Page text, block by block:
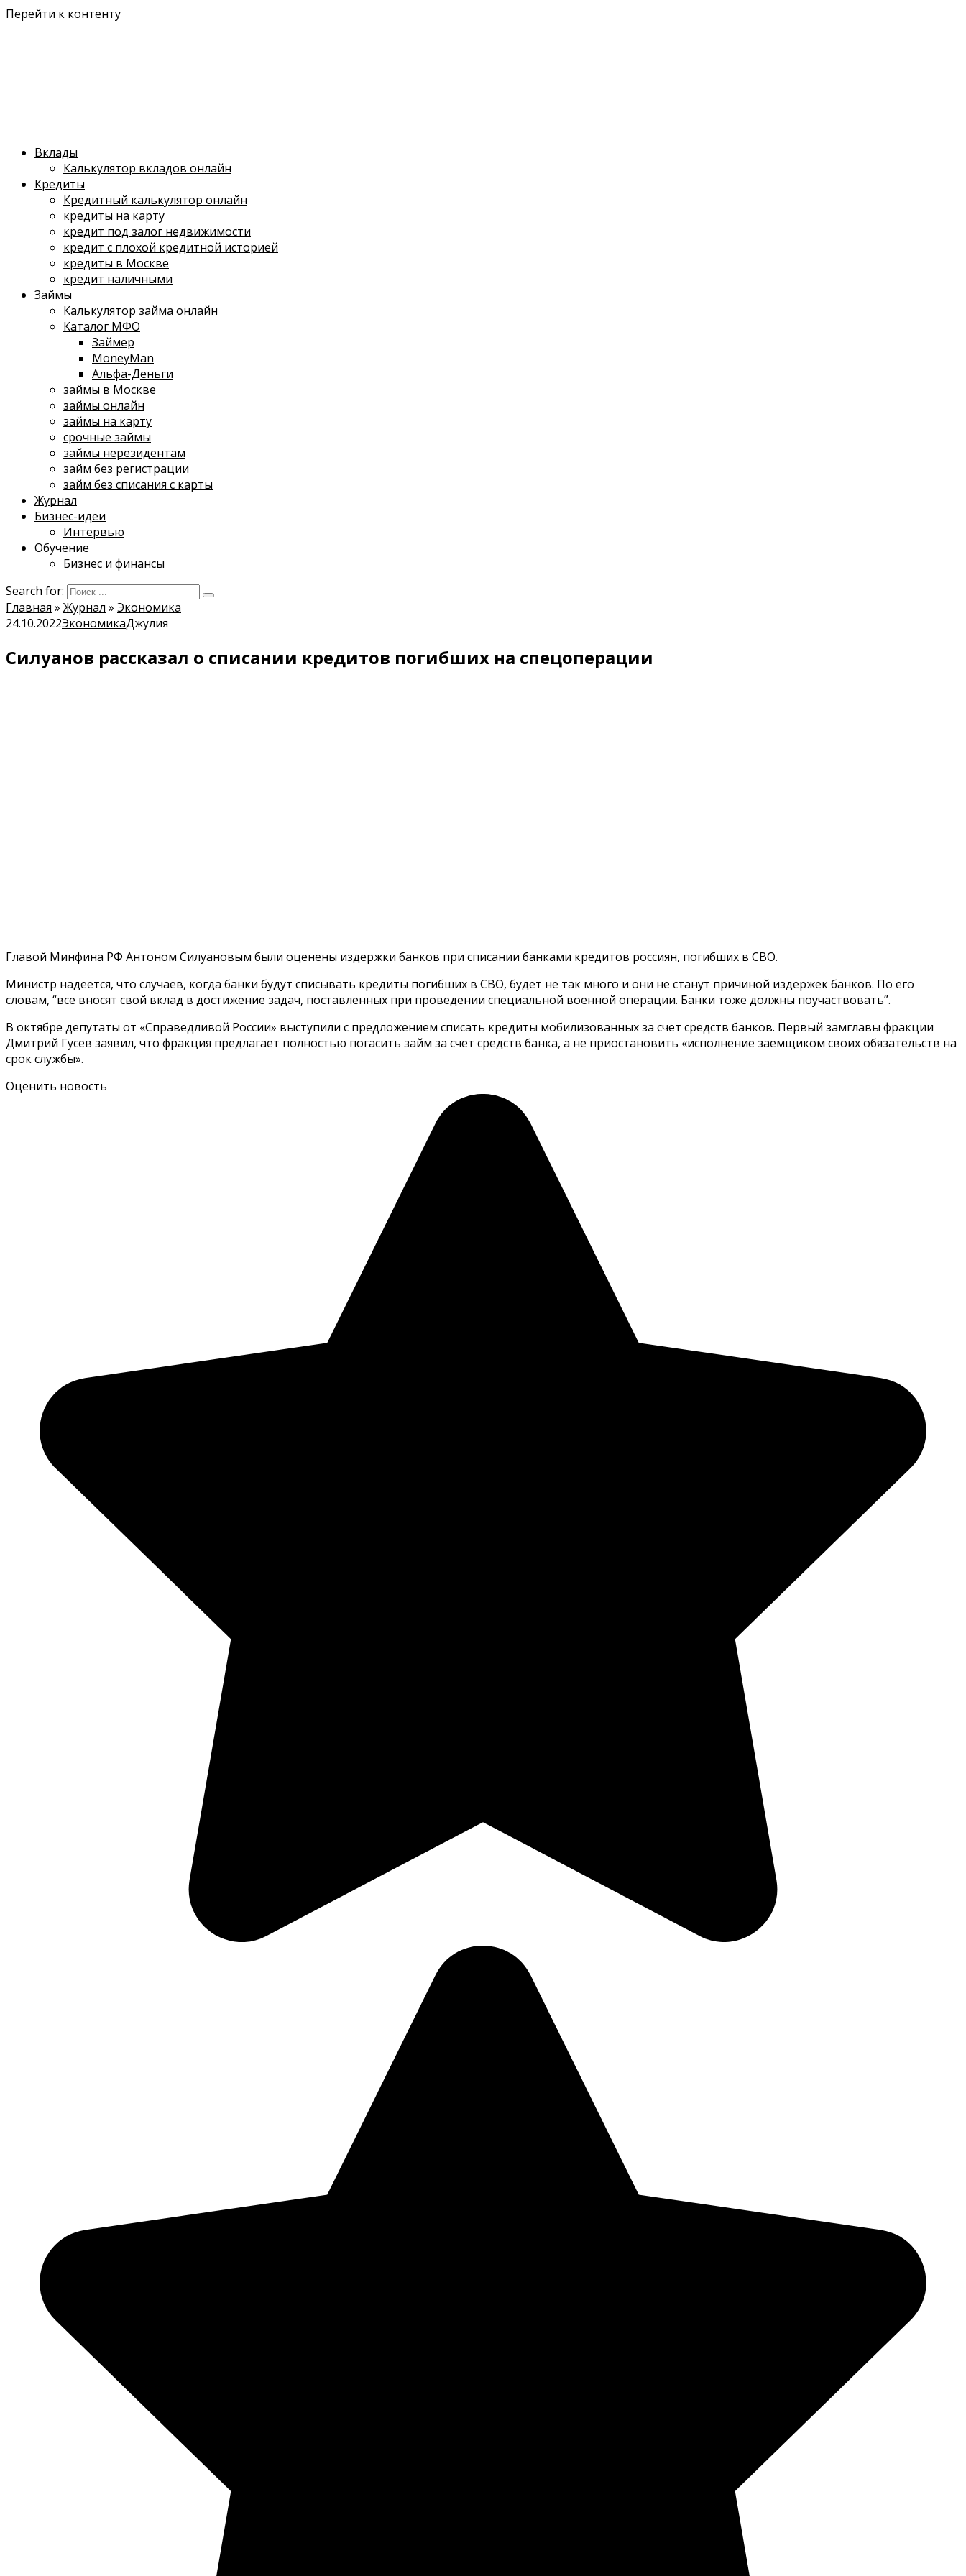
Перейти к контенту
Вклады
Калькулятор вкладов онлайн
Кредиты
Кредитный калькулятор онлайн
кредиты на карту
кредит под залог недвижимости
кредит с плохой кредитной историей
кредиты в Москве
кредит наличными
Займы
Калькулятор займа онлайн
Каталог МФО
Займер
MoneyMan
Альфа-Деньги
займы в Москве
займы онлайн
займы на карту
срочные займы
займы нерезидентам
займ без регистрации
займ без списания с карты
Журнал
Бизнес-идеи
Интервью
Обучение
Бизнес и финансы
Search for:
Главная » Журнал » Экономика
24.10.2022ЭкономикаДжулия
Силуанов рассказал о списании кредитов погибших на спецоперации
Главой Минфина РФ Антоном Силуановым были оценены издержки банков при списании банками кредитов россиян, погибших в СВО.
Министр надеется, что случаев, когда банки будут списывать кредиты погибших в СВО, будет не так много и они не станут причиной издержек банков. По его
словам, “все вносят свой вклад в достижение задач, поставленных при проведении специальной военной операции. Банки тоже должны поучаствовать”.
В октябре депутаты от «Справедливой России» выступили с предложением списать кредиты мобилизованных за счет средств банков. Первый замглавы фракции
Дмитрий Гусев заявил, что фракция предлагает полностью погасить займ за счет средств банка, а не приостановить «исполнение заемщиком своих обязательств на
срок службы».
Оценить новость